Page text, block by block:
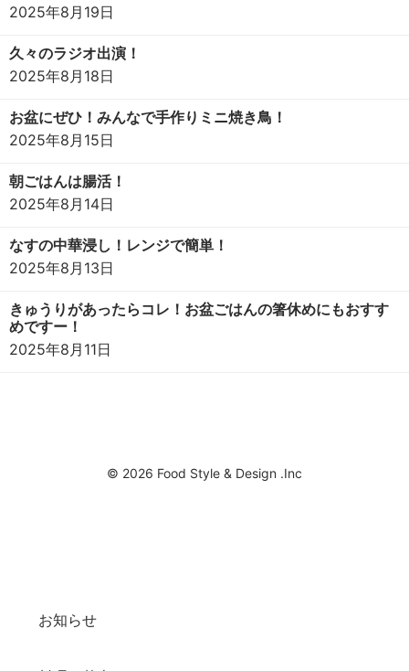
2025年8月19日
久々のラジオ出演！
2025年8月18日
お盆にぜひ！みんなで手作りミニ焼き鳥！
2025年8月15日
朝ごはんは腸活！
2025年8月14日
なすの中華浸し！レンジで簡単！
2025年8月13日
きゅうりがあったらコレ！お盆ごはんの箸休めにもおすす
めですー！
2025年8月11日
© 2026 Food Style & Design .Inc
お知らせ